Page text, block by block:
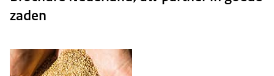
zaden